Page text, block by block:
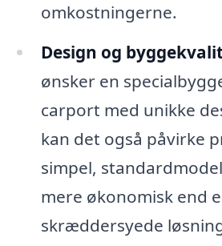
omkostningerne.
Design og
ønsker en
carport med unikke
kan det også påvirke
simpel,
mere økonomisk end
skræddersyede